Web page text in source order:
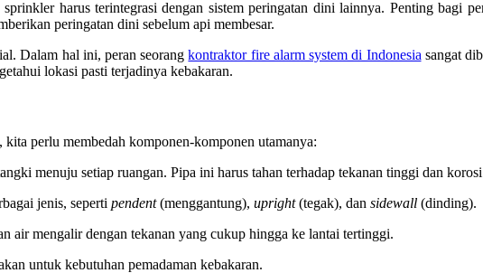
harus terintegrasi dengan sistem peringatan dini lainnya. Penting bagi
peringatan dini sebelum api membesar.
Dalam hal ini, peran seorangkontraktor fire alarm system di Indonesia sangat
lokasi pasti terjadinya kebakaran.
perlu membedah komponen-komponen utamanya:
menuju setiap ruangan. Pipa ini harus tahan terhadap tekanan tinggi dan
jenis, seperti pendent(menggantung), upright(tegak), dan sidewall (dinding).
air mengalir dengan tekanan yang cukup hingga ke lantai tertinggi.
untuk kebutuhan pemadaman kebakaran.